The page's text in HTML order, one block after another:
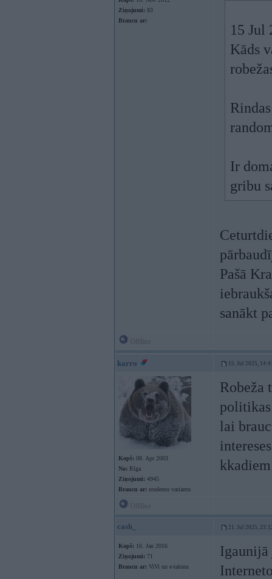
Ziņojumi: 83
Braucu ar:
15 Jul
Kāds
Ir
gribu
Pašā
sanākt
karro 15. Jul 2025,
Kopš: 08. Apr 2003
No: Rīga
Ziņojumi: 4945
Braucu ar: studentu variantu
Robeža
lai
cash_ 21. Jul 2025,
Kopš: 16. Jan 2016
Ziņojumi: 71
Braucu ar: ViVi un e-talonu
Igaunijā